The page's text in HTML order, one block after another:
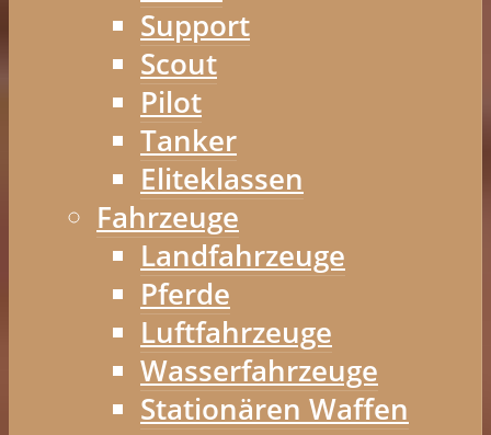
Support
Scout
Pilot
Tanker
Eliteklassen
Fahrzeuge
Landfahrzeuge
Pferde
Luftfahrzeuge
Wasserfahrzeuge
Stationären Waffen